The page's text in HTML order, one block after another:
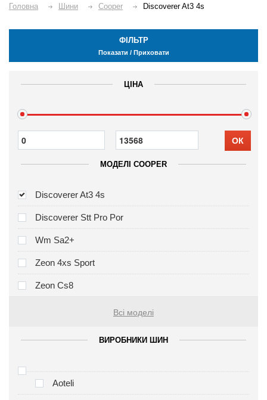
Головна Шини Cooper Discoverer At3 4s
ФІЛЬТР
Показати / Приховати
ЦІНА
ОК
МОДЕЛІ COOPER
Discoverer At3 4s
Discoverer Stt Pro Por
Wm Sa2+
Zeon 4xs Sport
Zeon Cs8
Всі моделі
ВИРОБНИКИ ШИН
Aoteli